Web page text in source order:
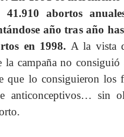
abortos
año tras año
en 1998. A la vista
la campaña no
que lo consiguieron los
anticonceptivos… sin